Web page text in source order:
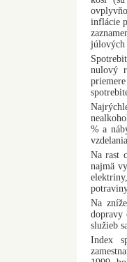
inflácie
júlových
nulový
% a
Na rast
najmä
Na
dopravy
služieb
Index